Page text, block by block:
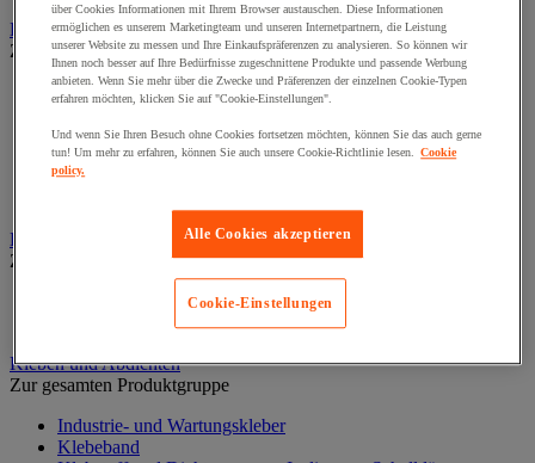
Elektronik
Zur gesamten Produktgruppe
Baterien, Ladegerät und Kabel
Schaltschrank, Schaltkasten und Zubehör
Steckdose und Schalter
Verlängerungskabel, Mehrfachsteckdose und Aufroller
Elektrowerkzeug
Zur gesamten Produktgruppe
Elektrowerkzeug mit Kabel
Kabelloses Elektrowerkzeug
Kleben und Abdichten
Zur gesamten Produktgruppe
Industrie- und Wartungskleber
Klebeband
über Cookies Informationen mit Ihrem Browser austauschen. Diese Informationen
ermöglichen es unserem Marketingteam und unseren Internetpartnern, die Leistung
unserer Website zu messen und Ihre Einkaufspräferenzen zu analysieren. So können wir
Ihnen noch besser auf Ihre Bedürfnisse zugeschnittene Produkte und passende Werbung
anbieten. Wenn Sie mehr über die Zwecke und Präferenzen der einzelnen Cookie-Typen
erfahren möchten, klicken Sie auf "Cookie-Einstellungen".
Und wenn Sie Ihren Besuch ohne Cookies fortsetzen möchten, können Sie das auch gerne
tun! Um mehr zu erfahren, können Sie auch unsere Cookie-Richtlinie lesen.
Cookie
policy.
Alle Cookies akzeptieren
Cookie-Einstellungen